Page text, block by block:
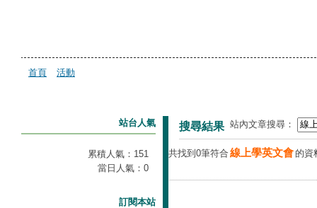
首頁 活動
搜尋結果 站內文章搜尋：
共找到0筆符合 線上學英文會 的
站台人氣
累積人氣： 151
當日人氣： 0
訂閱本站